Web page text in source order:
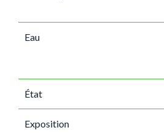
Eau
État
Exposition